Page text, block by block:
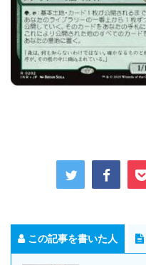
この記事を書いた人